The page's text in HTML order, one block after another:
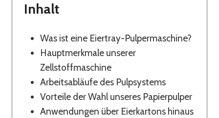
Inhalt
Was ist eine Eiertray-Pulpermaschine?
Hauptmerkmale unserer
Zellstoffmaschine
Arbeitsabläufe des Pulpsystems
Vorteile der Wahl unseres Papierpulper
Anwendungen über Eierkartons hinaus